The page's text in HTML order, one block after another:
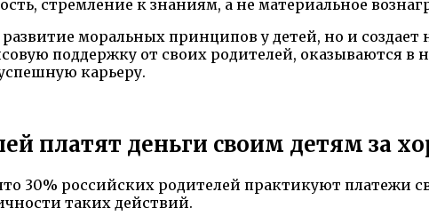
стремление к знаниям, а не материальное
моральных принципов у детей, но и создает
поддержку от своих родителей, оказываются
карьеру.
платят деньги своим детям за
30% российских родителей практикуют платежи
таких действий.